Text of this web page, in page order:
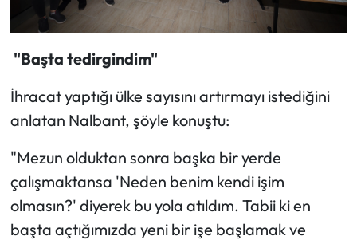
"Başta tedirgindim"
İhracat yaptığı ülke sayısını artırmayı istediğini
anlatan Nalbant, şöyle konuştu:
"Mezun olduktan sonra başka bir yerde
çalışmaktansa 'Neden benim kendi işim
olmasın?' diyerek bu yola atıldım. Tabii ki en
başta açtığımızda yeni bir işe başlamak ve